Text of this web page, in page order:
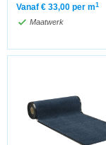
Vanaf € 33,00 per m1
Maatwerk